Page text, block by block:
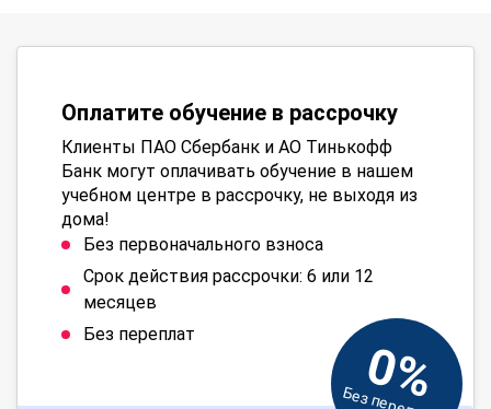
Оплатите обучение в рассрочку
Клиенты ПАО Сбербанк и АО Тинькофф
Банк могут оплачивать обучение в нашем
учебном центре в рассрочку, не выходя из
дома!
Без первоначального взноса
Срок действия рассрочки: 6 или 12
месяцев
Без переплат
0%